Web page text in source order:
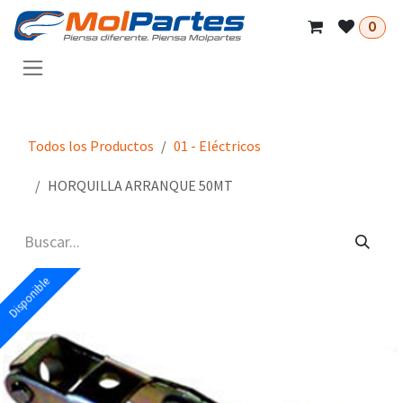
Ir al contenido
0
Todos los Productos 01 - Eléctricos
HORQUILLA ARRANQUE 50MT
Disponible
Disponible